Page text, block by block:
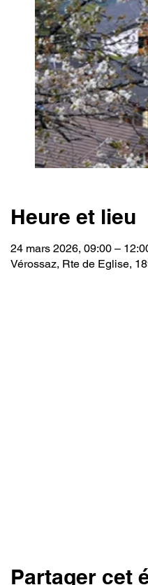
Heure et lieu
24 mars 2026, 09:00 –
Vérossaz, Rte de Eglise,
Partager cet